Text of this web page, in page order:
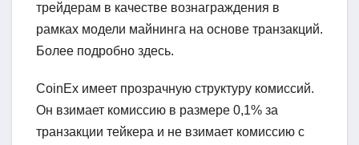
трейдерам в качестве вознаграждения в
рамках модели майнинга на основе транзакций.
Более подробно здесь.
CoinEx имеет прозрачную структуру комиссий.
Он взимает комиссию в размере 0,1% за
транзакции тейкера и не взимает комиссию с